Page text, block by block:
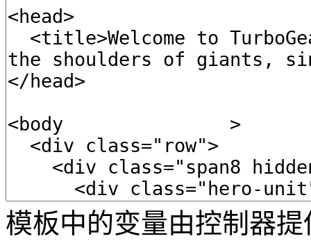
模板中的变量由控制器